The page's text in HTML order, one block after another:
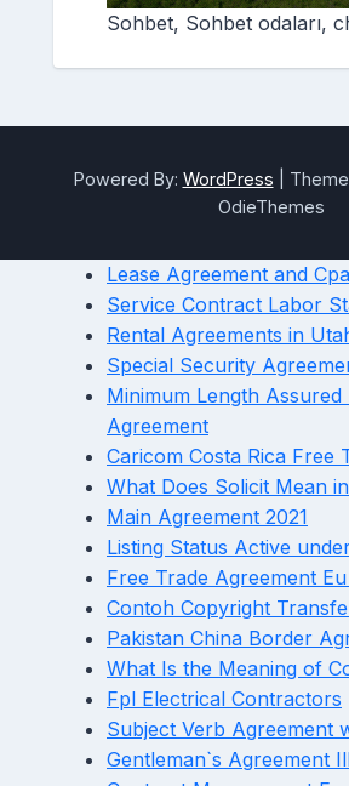
Sohbet, Sohbet odaları,
Powered By: WordPress
OdieThemes
Lease Agreement and Cpa
Service Contract Labor
Rental Agreements in
Special Security
Minimum Length
Agreement
Caricom Costa Rica Free
What Does Solicit Mean
Main Agreement 2021
Listing Status Active
Free Trade Agreement
Contoh Copyright
Pakistan China Border
What Is the Meaning of
Fpl Electrical Contractors
Subject Verb Agreement
Gentleman`s Agreement